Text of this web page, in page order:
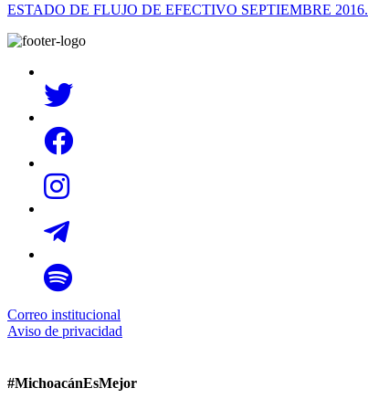
ESTADO DE FLUJO DE EFECTIVO SEPTIEMBRE 2016.
Correo institucional
Aviso de privacidad
#MichoacánEsMejor